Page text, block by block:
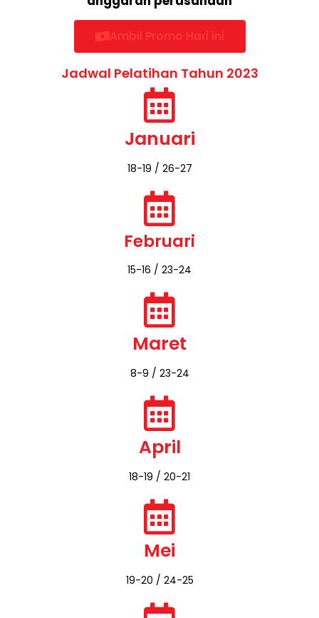
Investasi pelatihan selama dua hari tersebut
menyesuaikan dengan jumlah peserta (on call).
*Please feel to contact us.
Apabila perusahaan membutuhkan paket lain
IN HOUSE TRAINING, anggaran investasi
pelatihan dapat menyesuaikan dengan
anggaran perusahaan
Ambil Promo Hari ini
Jadwal Pelatihan Tahun 2023
Januari
18-19 / 26-27
Februari
15-16 / 23-24​
Maret
8-9 / 23-24
April
18-19 / 20-21